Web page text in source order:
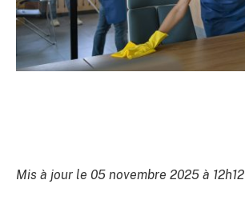
Mis à jour le 05 novembre 2025 à 12h12